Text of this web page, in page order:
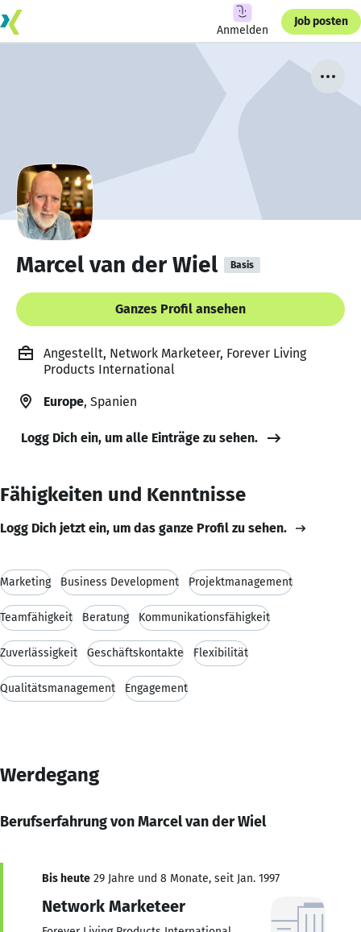
Anmelden
Job posten
Marcel van der Wiel Basis
Ganzes Profil ansehen
Angestellt, Network Marketeer, Forever Living
Products International
Europe, Spanien
Logg Dich ein, um alle Einträge zu sehen.
Fähigkeiten und Kenntnisse
Logg Dich jetzt ein, um das ganze Profil zu sehen.
Marketing Business Development Projektmanagement
Teamfähigkeit Beratung Kommunikationsfähigkeit
Zuverlässigkeit Geschäftskontakte Flexibilität
Qualitätsmanagement Engagement
Werdegang
Berufserfahrung von Marcel van der Wiel
Bis heute 29 Jahre und 8 Monate, seit Jan. 1997
Network Marketeer